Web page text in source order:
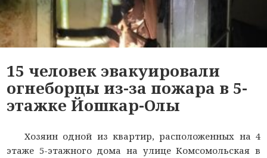
15 человек эвакуировали
огнеборцы из-за пожара в 5-
этажке Йошкар-Олы
Хозяин одной из квартир, расположенных на 4
этаже 5-этажного дома на улице Комсомольская в